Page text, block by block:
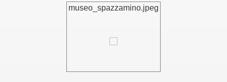
museo_spazzamino.jpeg